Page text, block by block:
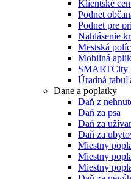
Klientské
Podnet
Podnet pre
Nahlásenie
Mestská
Mobilná
SMARTCity
Úradná
Dane a poplatky
Daň z
Daň za psa
Daň za
Daň za
Miestny
Miestny
Miestny